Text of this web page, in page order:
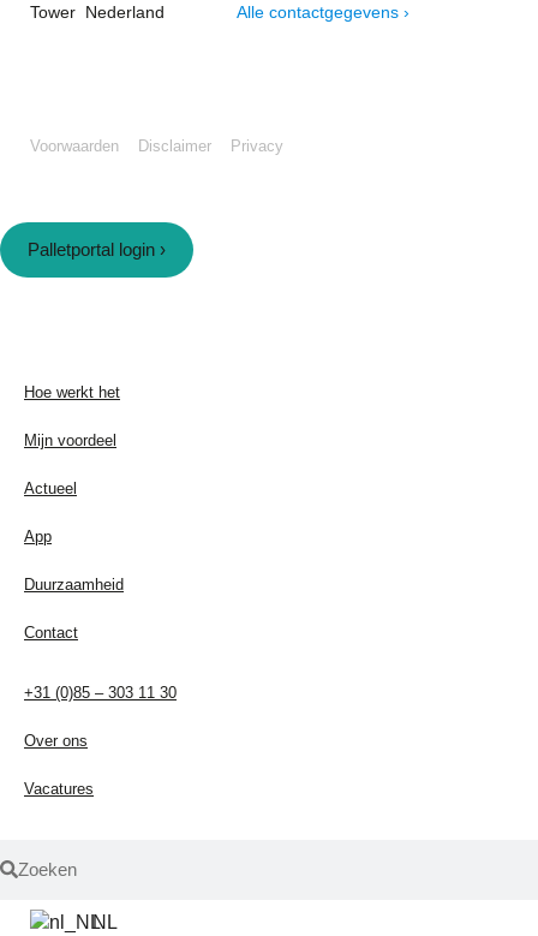
Tower Nederland
Alle contactgegevens ›
Voorwaarden Disclaimer Privacy
Palletportal login ›
Hoe werkt het
Mijn voordeel
Actueel
App
Duurzaamheid
Contact
+31 (0)85 – 303 11 30
Over ons
Vacatures
NL